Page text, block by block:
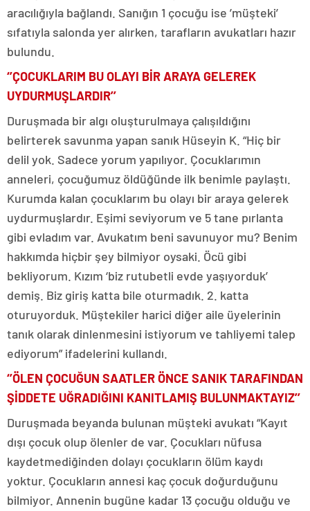
aracılığıyla bağlandı. Sanığın 1 çocuğu ise ’müşteki’
sıfatıyla salonda yer alırken, tarafların avukatları hazır
bulundu.
‘’ÇOCUKLARIM BU OLAYI BİR ARAYA GELEREK
UYDURMUŞLARDIR’’
Duruşmada bir algı oluşturulmaya çalışıldığını
belirterek savunma yapan sanık Hüseyin K. “Hiç bir
delil yok. Sadece yorum yapılıyor. Çocuklarımın
anneleri, çocuğumuz öldüğünde ilk benimle paylaştı.
Kurumda kalan çocuklarım bu olayı bir araya gelerek
uydurmuşlardır. Eşimi seviyorum ve 5 tane pırlanta
gibi evladım var. Avukatım beni savunuyor mu? Benim
hakkımda hiçbir şey bilmiyor oysaki. Öcü gibi
bekliyorum. Kızım ‘biz rutubetli evde yaşıyorduk’
demiş. Biz giriş katta bile oturmadık. 2. katta
oturuyorduk. Müştekiler harici diğer aile üyelerinin
tanık olarak dinlenmesini istiyorum ve tahliyemi talep
ediyorum” ifadelerini kullandı.
‘’ÖLEN ÇOCUĞUN SAATLER ÖNCE SANIK TARAFINDAN
ŞİDDETE UĞRADIĞINI KANITLAMIŞ BULUNMAKTAYIZ’’
Duruşmada beyanda bulunan müşteki avukatı “Kayıt
dışı çocuk olup ölenler de var. Çocukları nüfusa
kaydetmediğinden dolayı çocukların ölüm kaydı
yoktur. Çocukların annesi kaç çocuk doğurduğunu
bilmiyor. Annenin bugüne kadar 13 çocuğu olduğu ve